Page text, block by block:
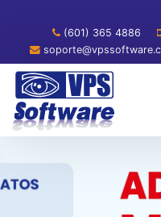
(601) 365 4886